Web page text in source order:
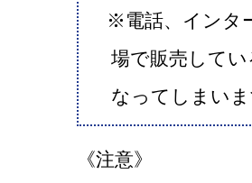
※電話、インタ
場で販売して
なってしまい
《注意》